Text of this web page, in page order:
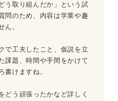
う取り組んだか」という試
問のため、内容は学業や趣
ん。
で工夫したこと、仮説を立
課題、時間や手間をかけて
書けますね。
どう頑張ったかなど詳しく